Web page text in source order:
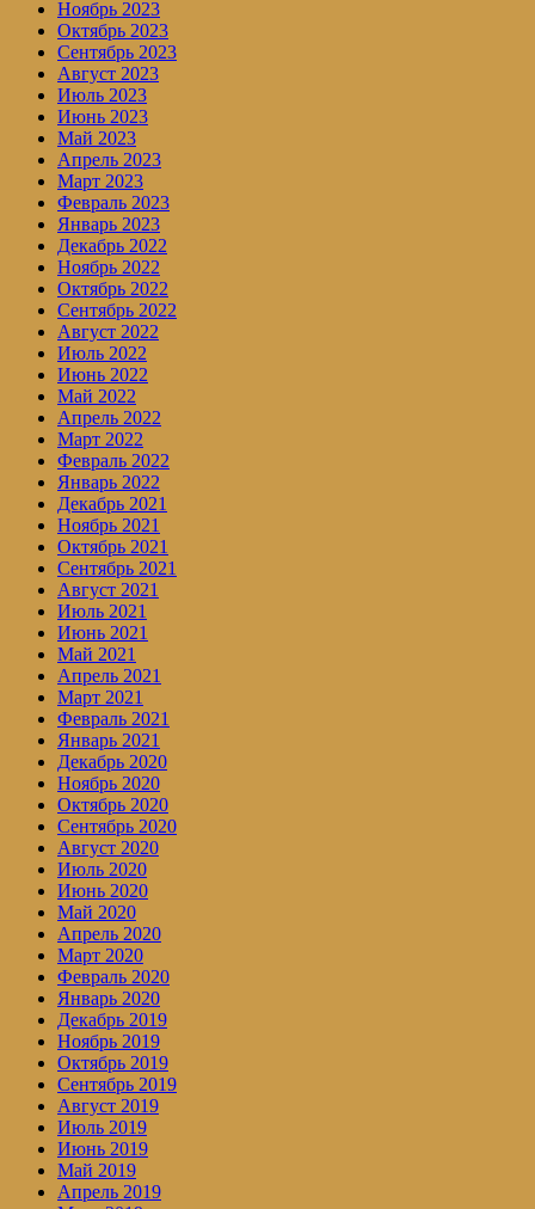
Ноябрь 2023
Октябрь 2023
Сентябрь 2023
Август 2023
Июль 2023
Июнь 2023
Май 2023
Апрель 2023
Март 2023
Февраль 2023
Январь 2023
Декабрь 2022
Ноябрь 2022
Октябрь 2022
Сентябрь 2022
Август 2022
Июль 2022
Июнь 2022
Май 2022
Апрель 2022
Март 2022
Февраль 2022
Январь 2022
Декабрь 2021
Ноябрь 2021
Октябрь 2021
Сентябрь 2021
Август 2021
Июль 2021
Июнь 2021
Май 2021
Апрель 2021
Март 2021
Февраль 2021
Январь 2021
Декабрь 2020
Ноябрь 2020
Октябрь 2020
Сентябрь 2020
Август 2020
Июль 2020
Июнь 2020
Май 2020
Апрель 2020
Март 2020
Февраль 2020
Январь 2020
Декабрь 2019
Ноябрь 2019
Октябрь 2019
Сентябрь 2019
Август 2019
Июль 2019
Июнь 2019
Май 2019
Апрель 2019